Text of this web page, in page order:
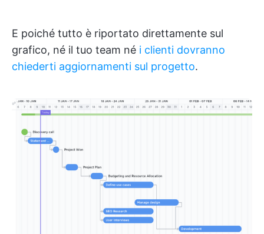
E poiché tutto è riportato direttamente sul
grafico, né il tuo team né i clienti dovranno
chiederti aggiornamenti sul progetto.